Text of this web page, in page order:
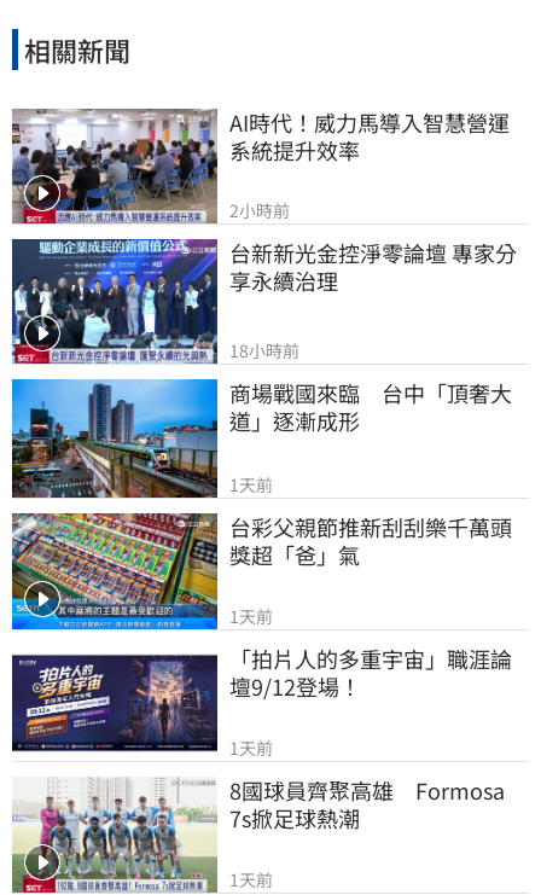
相關新聞
AI時代！威力馬導入智慧營運
系統提升效率
2小時前
台新新光金控淨零論壇 專家分
享永續治理
18小時前
商場戰國來臨　台中「頂奢大
道」逐漸成形
1天前
台彩父親節推新刮刮樂千萬頭
獎超「爸」氣
1天前
「拍片人的多重宇宙」職涯論
壇9/12登場！
1天前
8國球員齊聚高雄　Formosa
7s掀足球熱潮
1天前